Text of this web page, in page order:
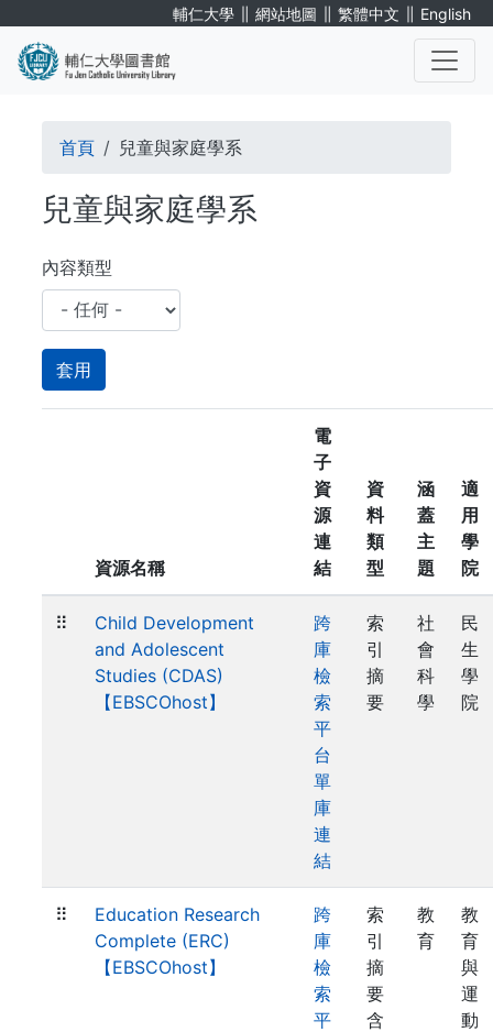
輔仁大學 ∥ 網站地圖 ∥ 繁體中文 ∥ English
導
航
連
結
首頁 兒童與家庭學系
兒童與家庭學系
內容類型
資源名稱
電
子
資
源
連
結
資
料
類
型
涵
蓋
主
題
適
用
學
院
⠿
Child Development
and Adolescent
Studies (CDAS)
【EBSCOhost】
跨
庫
檢
索
平
台
單
庫
連
結
索
引
摘
要
社
會
科
學
民
生
學
院
⠿
Education Research
Complete (ERC)
【EBSCOhost】
跨
庫
檢
索
平
索
引
摘
要
含
教
育
教
育
與
運
動